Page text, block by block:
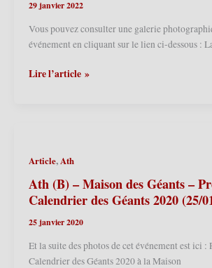
29 janvier 2022
Vous pouvez consulter une galerie
événement en cliquant sur le lien ci-dessous :
Steenwerck
Vie
Rurale
–
du
Calendrier
des
Lire l’article »
Article,Ath
Ath (B) – Maison des Géants –
Calendrier des Géants 2020 (25/
25 janvier 2020
Et la suite des photos de cet événement est ici :
Calendrier des Géants 2020 à la Maison